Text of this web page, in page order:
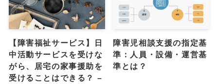
【障害福祉サービス】日
中活動サービスを受けな
がら、居宅の家事援助を
受けることはできる？ –
障害児相談支援の指定基
準：人員・設備・運営基
準とは？